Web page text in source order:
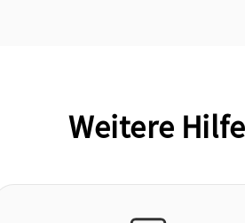
Weitere Hilfe